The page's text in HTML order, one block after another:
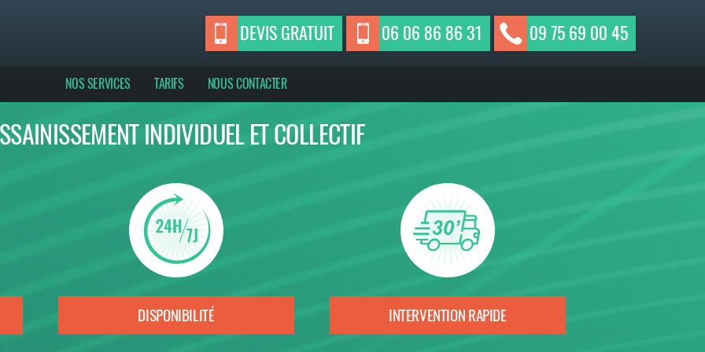
DEVIS GRATUIT 06 06 86 86 31 09 75 69 00 45
NOS SERVICES TARIFS NOUS CONTACTER
INDIVIDUEL ET COLLECTIF
DISPONIBILITÉ INTERVENTION RAPIDE